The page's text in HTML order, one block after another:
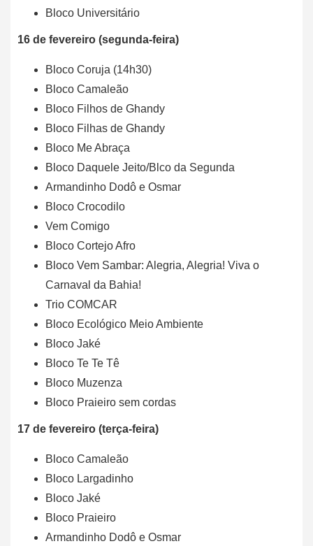
Bloco Universitário
16 de fevereiro (segunda-feira)
Bloco Coruja (14h30)
Bloco Camaleão
Bloco Filhos de Ghandy
Bloco Filhas de Ghandy
Bloco Me Abraça
Bloco Daquele Jeito/Blco da Segunda
Armandinho Dodô e Osmar
Bloco Crocodilo
Vem Comigo
Bloco Cortejo Afro
Bloco Vem Sambar: Alegria, Alegria! Viva o
Carnaval da Bahia!
Trio COMCAR
Bloco Ecológico Meio Ambiente
Bloco Jaké
Bloco Te Te Tê
Bloco Muzenza
Bloco Praieiro sem cordas
17 de fevereiro (terça-feira)
Bloco Camaleão
Bloco Largadinho
Bloco Jaké
Bloco Praieiro
Armandinho Dodô e Osmar